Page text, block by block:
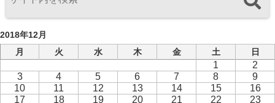
2018年12月
月
火 水 木 金 土 日
1
2
3
4 5 6 7 8
9
10
11 12 13 14 15
16
17
18 19 20 21 22 23